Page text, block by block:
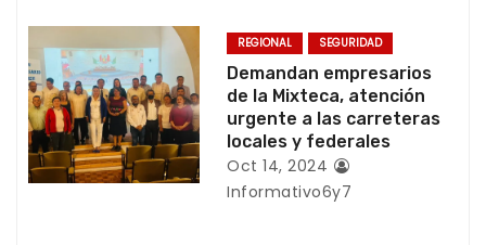
t
r
a
d
REGIONAL SEGURIDAD
Demandan empresarios
de la Mixteca, atención
urgente a las carreteras
locales y federales
Oct 14, 2024
Informativo6y7